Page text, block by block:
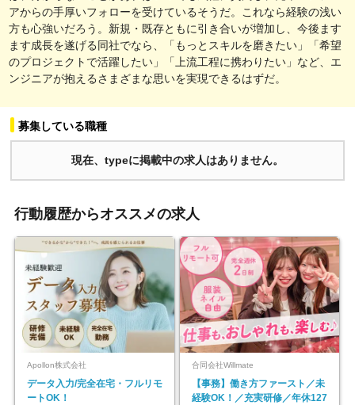
アからの手厚いフォローを受けているそうだ。これなら経験の浅い
方も心強いだろう。新規・既存ともに引き合いが増加し、今後ます
ます成長を遂げる同社でなら、「もっとスキルを磨きたい」「希望
のプロジェクトで活躍したい」「上流工程に携わりたい」など、エ
ンジニアが抱えるさまざまな思いを実現できるはずだ。
募集している職種
現在、typeに掲載中の求人はありません。
行動履歴からオススメの求人
Apollon株式会社
データ入力/完全在宅・フルリモ
ートOK！
合同会社Willmate
【事務】働き方ファースト／未
経験OK！／充実研修／年休127